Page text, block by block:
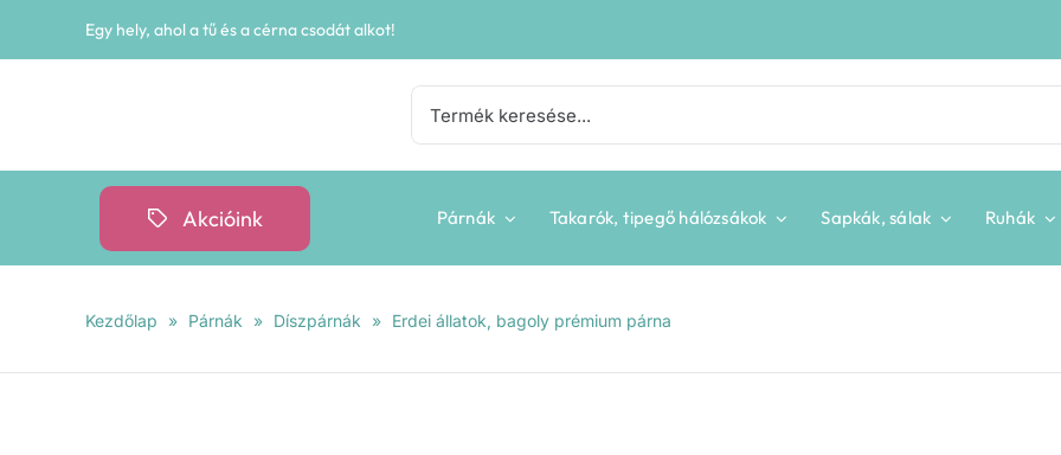
Egy hely, ahol a tű és a cérna csodát alkot!
Keresés...
Akcióink Párnák Takarók, tipegő hálózsákok Sapkák, sálak Ruhák
Kezdőlap » Párnák » Díszpárnák » Erdei állatok, bagoly prémium párna